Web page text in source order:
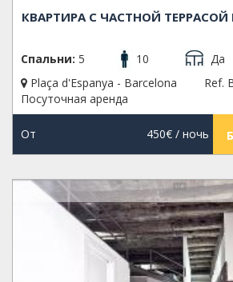
КВАРТИРА С ЧАСТНОЙ ТЕРРАСОЙ
Спальни: 5 10 Да
Plaça d'Espanya - Barcelona
Ref.
Посуточная аренда
От 450€/ ночь